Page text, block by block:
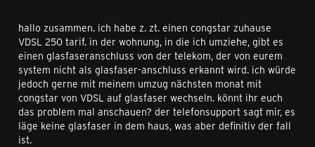
hallo zusammen. ich habe z. zt. einen congstar zuhause
VDSL 250 tarif. in der wohnung, in die ich umziehe, gibt es
einen glasfaseranschluss von der telekom, der von eurem
system nicht als glasfaser-anschluss erkannt wird. ich würde
jedoch gerne mit meinem umzug nächsten monat mit
congstar von VDSL auf glasfaser wechseln. könnt ihr euch
das problem mal anschauen? der telefonsupport sagt mir, es
läge keine glasfaser in dem haus, was aber definitiv der fall
ist.